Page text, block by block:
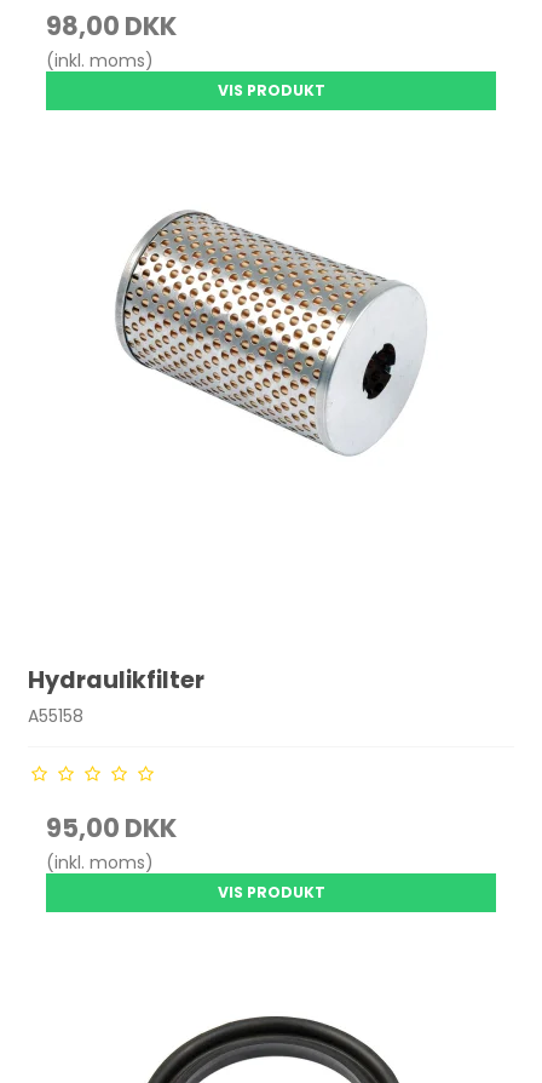
98,00 DKK
(inkl. moms)
VIS PRODUKT
Hydraulikfilter
A55158
95,00 DKK
(inkl. moms)
VIS PRODUKT